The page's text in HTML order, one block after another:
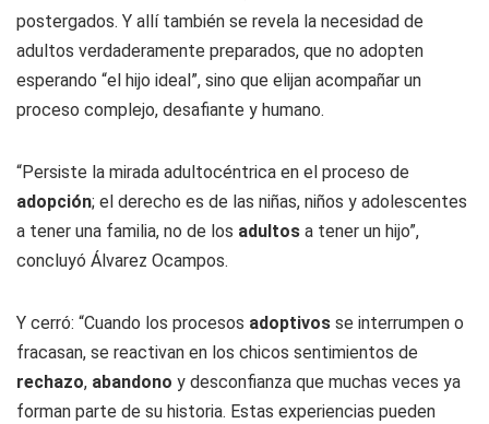
postergados. Y allí también se revela la necesidad de
adultos verdaderamente preparados, que no adopten
esperando “el hijo ideal”, sino que elijan acompañar un
proceso complejo, desafiante y humano.
“Persiste la mirada adultocéntrica en el proceso de
adopción; el derecho es de las niñas, niños y adolescentes
a tener una familia, no de los adultos a tener un hijo”,
concluyó Álvarez Ocampos.
Y cerró: “Cuando los procesos adoptivos se interrumpen o
fracasan, se reactivan en los chicos sentimientos de
rechazo, abandono y desconfianza que muchas veces ya
forman parte de su historia. Estas experiencias pueden